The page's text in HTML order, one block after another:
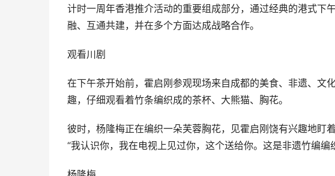
计时一周年香港推介活动的重要组成部分，通过经典的港式下
融、互通共建，并在多个方面达成战略合作。
观看川剧
在下午茶开始前，霍启刚参观现场来自成都的美食、非遗、文
趣，仔细观看着竹条编织成的茶杯、大熊猫、胸花。
彼时，杨隆梅正在编织一朵芙蓉胸花，见霍启刚饶有兴趣地盯
“我认识你，我在电视上见过你，这个送给你。这是非遗竹编